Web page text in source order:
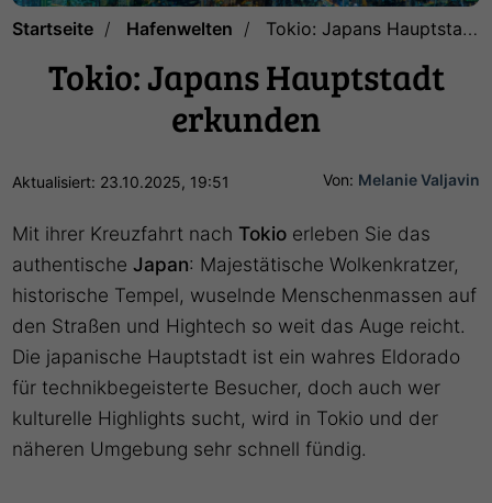
Startseite Hafenwelten Tokio: Japans Hauptstadt erkunden
Tokio: Japans Hauptstadt
erkunden
Von: Melanie Valjavin
Aktualisiert: 23.10.2025, 19:51
Mit ihrer Kreuzfahrt nachTokio erleben Sie das
authentischeJapan: Majestätische Wolkenkratzer,
historische Tempel, wuselnde Menschenmassen auf
den Straßen und Hightech so weit das Auge reicht.
Die japanische Hauptstadt ist ein wahres Eldorado
für technikbegeisterte Besucher, doch auch wer
kulturelle Highlights sucht, wird in Tokio und der
näheren Umgebung sehr schnell fündig.